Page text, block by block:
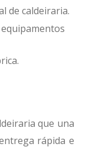
de caldeiraria.
que una
rápida e